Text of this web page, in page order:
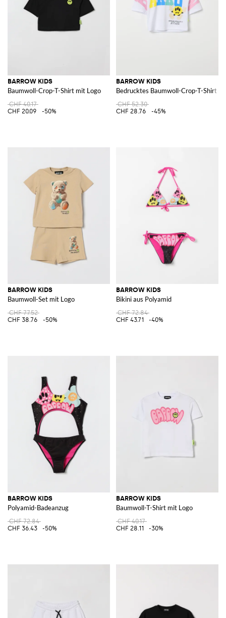
BARROW KIDS
Baumwoll-Crop-T-Shirt mit Logo
CHF 40.17
CHF 20.09
-50%
BARROW KIDS
Bedrucktes Baumwoll-Crop-T-Shirt
CHF 52.30
CHF 28.76
-45%
BARROW KIDS
Baumwoll-Set mit Logo
CHF 77.52
CHF 38.76
-50%
BARROW KIDS
Bikini aus Polyamid
CHF 72.84
CHF 43.71
-40%
BARROW KIDS
Polyamid-Badeanzug
CHF 72.84
CHF 36.43
-50%
BARROW KIDS
Baumwoll-T-Shirt mit Logo
CHF 40.17
CHF 28.11
-30%